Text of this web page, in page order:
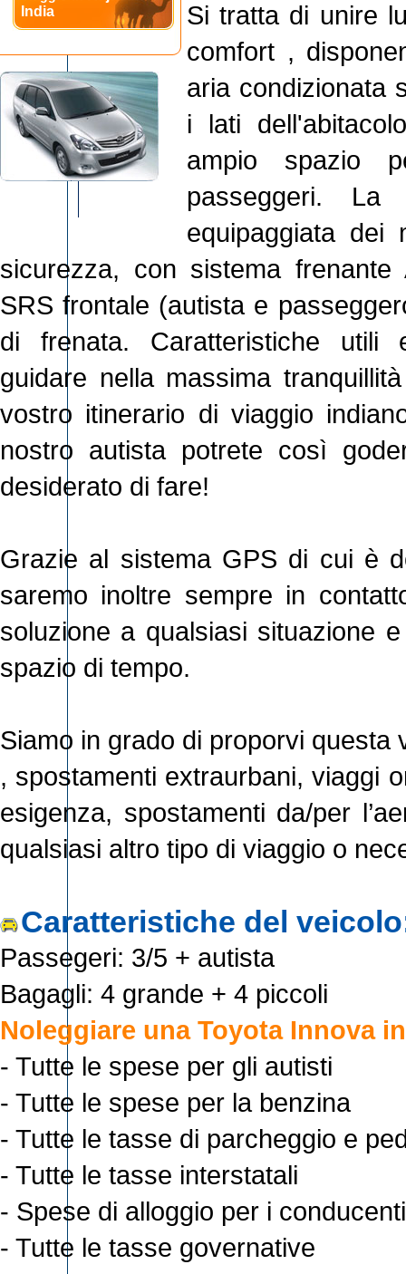
India
Si tratta di unire
comfort ,
aria condizionata
i lati
ampio spazio
passeggeri.
equipaggiata dei
sicurezza, con sistema frenante
SRS frontale (autista e
di frenata. Caratteristiche utili
guidare nella massima
vostro itinerario di viaggio
nostro autista potrete così
desiderato di fare!
Grazie al sistema GPS di cui è
saremo inoltre sempre in
soluzione a qualsiasi situazione
spazio di tempo.
Siamo in grado di proporvi
, spostamenti extraurbani, viaggi
esigenza, spostamenti da/per
qualsiasi altro tipo di viaggio o
Caratteristiche del
Passegeri: 3/5 + autista
Bagagli: 4 grande + 4 piccoli
Noleggiare una Toyota Innova
- Tutte le spese per gli autisti
- Tutte le spese per la benzina
- Tutte le tasse di parcheggio e
- Tutte le tasse interstatali
- Spese di alloggio per i conducenti
- Tutte le tasse governative